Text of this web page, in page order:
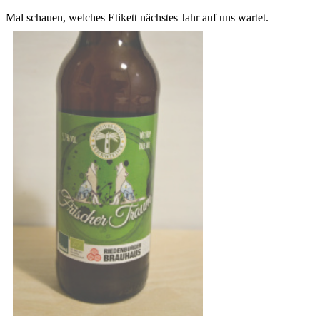
Mal schauen, welches Etikett nächstes Jahr auf uns wartet.